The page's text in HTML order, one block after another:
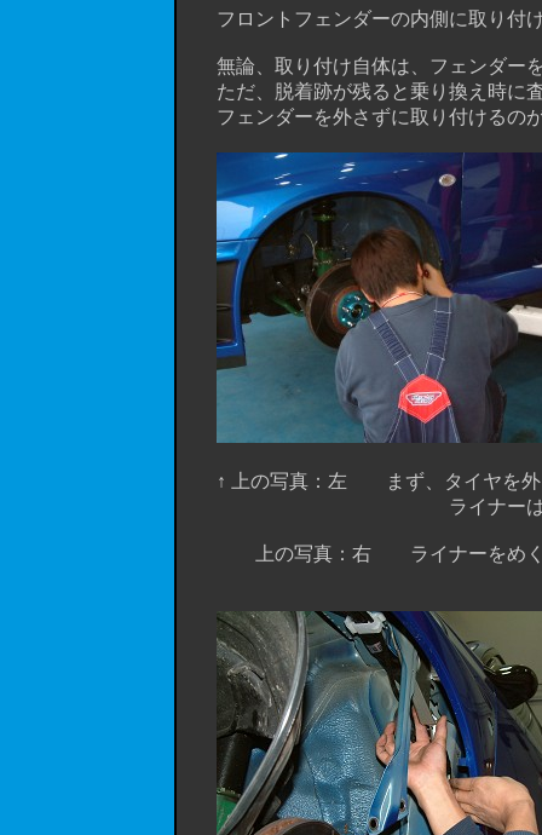
フロントフェンダーの内側に取り付
無論、取り付け自体は、フェンダーを
ただ、脱着跡が残ると乗り換え時に査
フェンダーを外さずに取り付けるの
↑ 上の写真：左 まず、タイヤを外し
ライナーは完全に外さなく
上の写真：右 ライナーをめくって